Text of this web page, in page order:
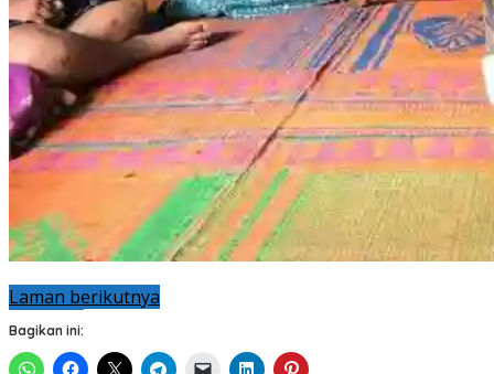
Laman berikutnya
Bagikan ini: